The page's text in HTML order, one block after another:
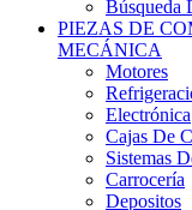
MECÁNICA
Motores
Electrónica
Cajas De
Sistemas
Carrocería
Depositos